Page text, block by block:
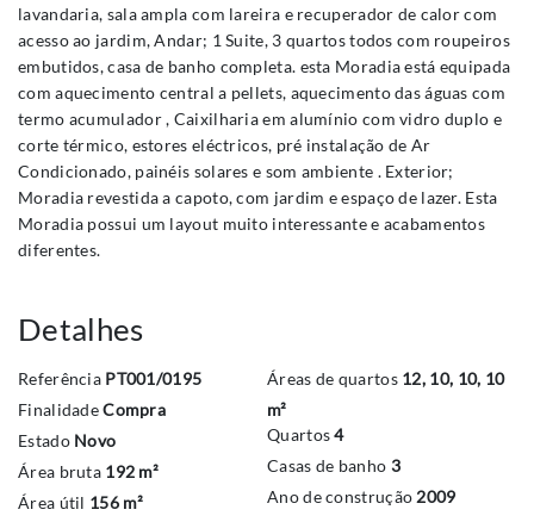
lavandaria, sala ampla com lareira e recuperador de calor com
acesso ao jardim, Andar; 1 Suite, 3 quartos todos com roupeiros
embutidos, casa de banho completa. esta Moradia está equipada
com aquecimento central a pellets, aquecimento das águas com
termo acumulador , Caixilharia em alumínio com vidro duplo e
corte térmico, estores eléctricos, pré instalação de Ar
Condicionado, painéis solares e som ambiente . Exterior;
Moradia revestida a capoto, com jardim e espaço de lazer. Esta
Moradia possui um layout muito interessante e acabamentos
diferentes.
Detalhes
Referência PT001/0195
FinalidadeCompra
Estado Novo
Área bruta 192 m²
Área útil 156 m²
Áreas de quartos 12, 10, 10, 10
m²
Quartos 4
Casas de banho 3
Ano de construção 2009